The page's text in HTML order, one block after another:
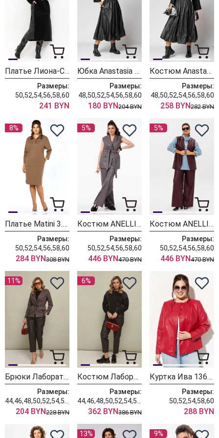
Платье Лиона-Стиль 961 черный
Размеры:
50,52,54,56,58,60
241 BYN
Юбка Anastasia 1281-1 черный
Размеры:
48,50,52,54,56,58,60
180 BYN204 BYN
Костюм Anastasia 1283 черный
Размеры:
48,50,52,54,56,58,60
258 BYN282 BYN
8%
Платье Matini 3.1668 капучино
Размеры:
50,52,54,56,58,60
284 BYN308 BYN
5%
Костюм ANELLI LAUREL 1501-1 цвет акулы
Размеры:
50,52,54,56,58,60
446 BYN470 BYN
5%
Костюм ANELLI LAUREL 1501-1 портвейн роял
Размеры:
50,52,54,56,58,60
446 BYN470 BYN
11%
Брюки Лаборатория Моды М 20 коричневый
Размеры:
204 BYN228 BYN
6%
Костюм Лаборатория Моды К 106020
Размеры:
362 BYN386 BYN
Куртка Ива 1366 красный
Размеры:
50,52,54,58,60
288 BYN
13% 9%